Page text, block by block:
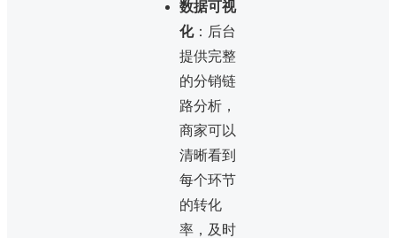
数据可视
化：后台
提供完整
的分销链
路分析，
商家可以
清晰看到
每个环节
的转化
率，及时